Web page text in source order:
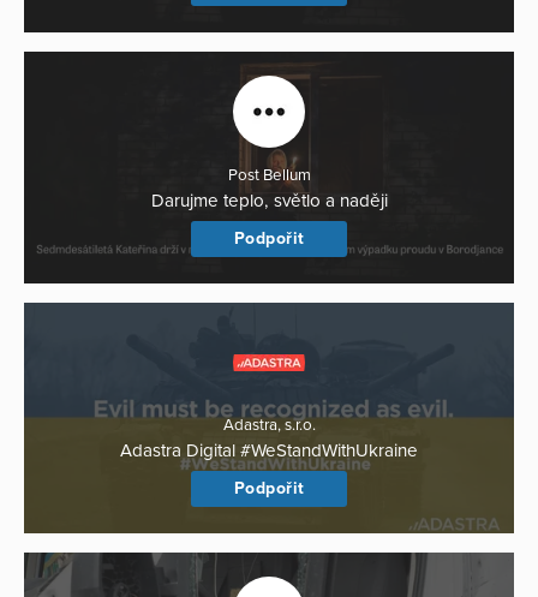
Post Bellum
Darujme teplo, světlo a naději
Podpořit
Adastra, s.r.o.
Adastra Digital #WeStandWithUkraine
Podpořit